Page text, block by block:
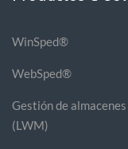
WinSped®
WebSped®
Gestión de
(LWM)